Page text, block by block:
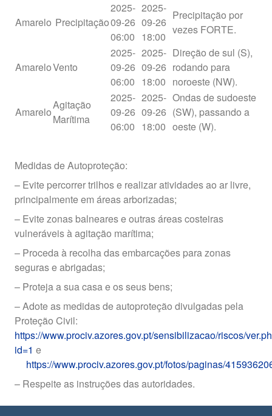
Amarelo Precipitação
2025-
09-26
06:00
2025-
09-26
18:00
Precipitação por
vezes FORTE.
AmareloVento
2025-
09-26
06:00
2025-
09-26
18:00
Direção de sul (S),
rodando para
noroeste (NW).
Amarelo
Agitação
Marítima
2025-
09-26
06:00
2025-
09-26
18:00
Ondas de sudoeste
(SW), passando a
oeste (W).
Medidas de Autoproteção:
– Evite percorrer trilhos e realizar atividades ao ar livre,
principalmente em áreas arborizadas;
– Evite zonas balneares e outras áreas costeiras
vulneráveis à agitação marítima;
– Proceda à recolha das embarcações para zonas
seguras e abrigadas;
– Proteja a sua casa e os seus bens;
– Adote as medidas de autoproteção divulgadas pela
Proteção Civil:
https://www.prociv.azores.gov.pt/sensibilizacao/riscos/
id=1 e
https://www.prociv.azores.gov.pt/fotos/paginas/
– Respeite as instruções das autoridades.